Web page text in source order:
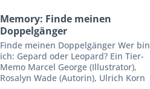
Memory: Finde meinen
Doppelgänger
Finde meinen Doppelgänger Wer bin
ich: Gepard oder Leopard? Ein Tier-
Memo Marcel George (Illustrator),
Rosalyn Wade (Autorin), Ulrich Korn